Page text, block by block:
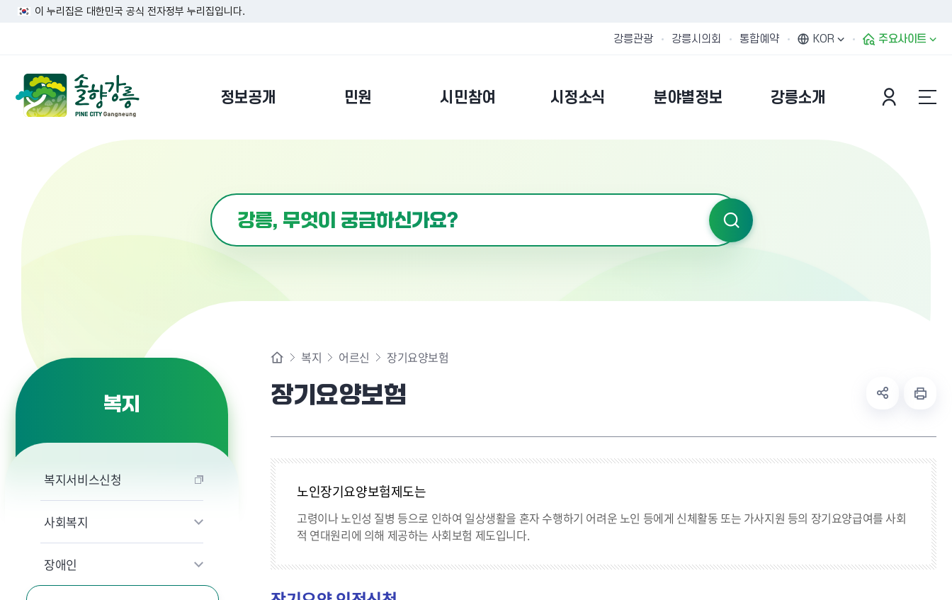
이 누리집은 대한민국 공식 전자정부 누리집입니다.
강릉관광 강릉시의회 통합예약 KOR 주요사이트
정보공개 민원 시민참여 시정소식 분야별정보 강릉소개
복지
복지서비스신청
사회복지
장애인
복지 어르신 장기요양보험
장기요양보험
노인장기요양보험제도는
고령이나 노인성 질병 등으로 인하여 일상생활을 혼자 수행하기 어려운 노인 등에게 신체활동 또는 가사지원 등의 장기요양급여를 사회
적 연대원리에 의해 제공하는 사회보험 제도입니다.